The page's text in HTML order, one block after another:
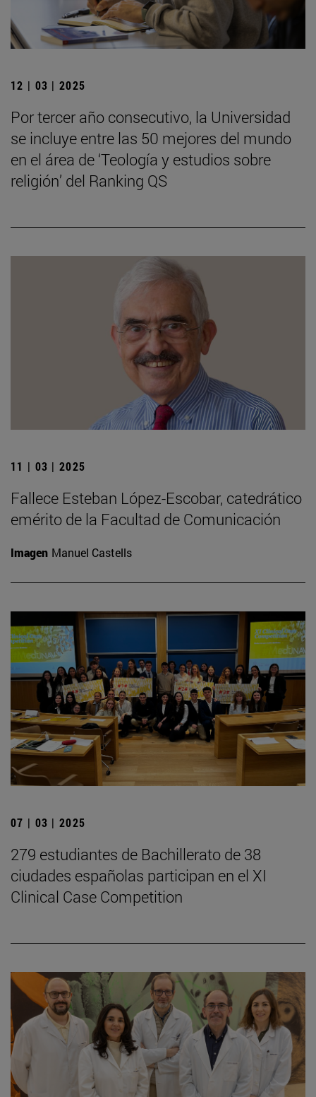
12 | 03 | 2025
Por tercer año consecutivo, la Universidad
se incluye entre las 50 mejores del mundo
en el área de ‘Teología y estudios sobre
religión’ del Ranking QS
11 | 03 | 2025
Fallece Esteban López-Escobar, catedrático
emérito de la Facultad de Comunicación
Imagen Manuel Castells
07 | 03 | 2025
279 estudiantes de Bachillerato de 38
ciudades españolas participan en el XI
Clinical Case Competition